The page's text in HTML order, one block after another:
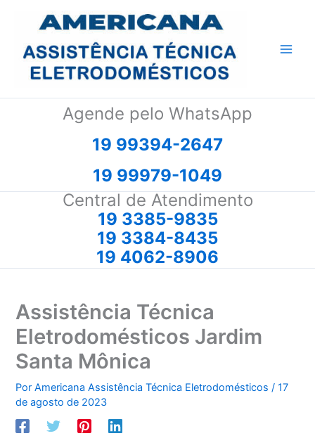
conteúdo
Agende pelo WhatsApp
19 99394-2647
19 99979-1049
Central de Atendimento
19 3385-9835
19 3384-8435
19 4062-8906
Assistência Técnica
Eletrodomésticos Jardim
Santa Mônica
PorAmericana Assistência Técnica Eletrodomésticos/17
de agosto de 2023